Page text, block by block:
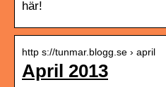
här!
http s://tunmar.blogg.se › april
April 2013